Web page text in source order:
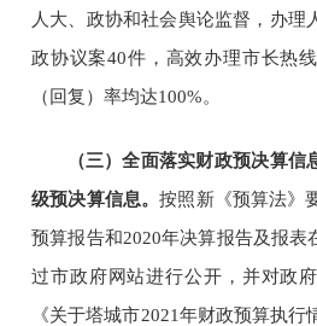
人大、政协和社会舆论监督，办理
政协议案40件，高效办理市长热
（回复）率均达100%。
（三）全面落实财政预决算信
级预决算信息。按照新《预算法》
预算报告和2020年决算报告及报表
过市政府网站进行公开，并对政
《关于塔城市2021年财政预算执行